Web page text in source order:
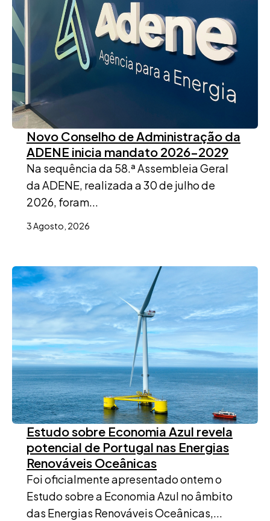
Novo Conselho de Administração da
ADENE inicia mandato 2026-2029
Na sequência da 58.ª Assembleia Geral
da ADENE, realizada a 30 de julho de
2026, foram...
3 Agosto, 2026
Estudo sobre Economia Azul revela
potencial de Portugal nas Energias
Renováveis Oceânicas
Foi oficialmente apresentado ontem o
Estudo sobre a Economia Azul no âmbito
das Energias Renováveis Oceânicas,...